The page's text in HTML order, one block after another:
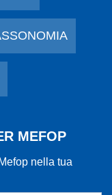
MEFOP
nella tua